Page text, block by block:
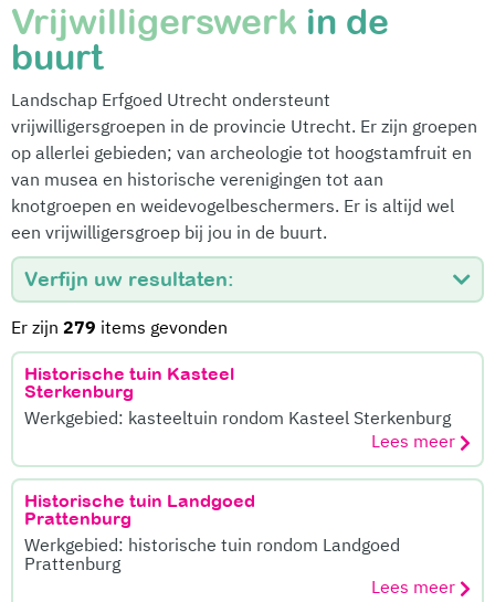
Vrijwilligerswerk in de
buurt
Landschap Erfgoed Utrecht ondersteunt
vrijwilligersgroepen in de provincie Utrecht. Er zijn groepen
op allerlei gebieden; van archeologie tot hoogstamfruit en
van musea en historische verenigingen tot aan
knotgroepen en weidevogelbeschermers. Er is altijd wel
een vrijwilligersgroep bij jou in de buurt.
Verfijn uw resultaten:
Er zijn 279 items gevonden
Historische tuin Kasteel
Sterkenburg
Werkgebied: kasteeltuin rondom Kasteel Sterkenburg
Lees meer
Historische tuin Landgoed
Prattenburg
Werkgebied: historische tuin rondom Landgoed
Prattenburg
Lees meer